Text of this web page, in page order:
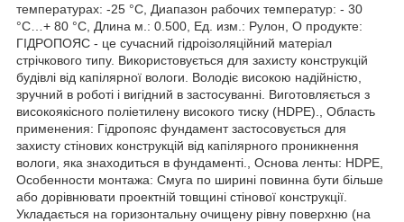
температурах: -25 °С, Диапазон рабочих температур: - 30
°С…+ 80 °С, Длина м.: 0.500, Ед. изм.: Рулон, О продукте:
ГІДРОПОЯС - це сучасний гідроізоляційний матеріал
стрічкового типу. Використовується для захисту конструкцій
будівлі від капілярної вологи. Володіє високою надійністю,
зручний в роботі і вигідний в застосуванні. Виготовляється з
високоякісного поліетилену високого тиску (HDPE)., Область
применения: Гідропояс фундамент застосовується для
захисту стінових конструкцій від капілярного проникнення
вологи, яка знаходиться в фундаменті., Основа ленты: HDPE,
Особенности монтажа: Смуга по ширині повинна бути більше
або дорівнювати проектній товщині стінової конструкції.
Укладається на горизонтальну очищену рівну поверхню (на